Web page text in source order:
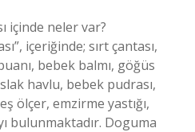
içinde neler var?
içeriğinde; sırt çantası,
bebek balmı, göğüs
havlu, bebek pudrası,
ölçer, emzirme yastığı,
bulunmaktadır. Doguma